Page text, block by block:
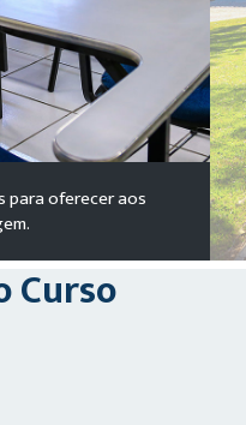
para oferecer aos
Curso